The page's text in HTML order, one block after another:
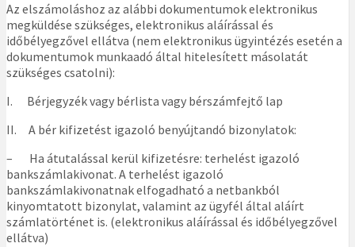
Az elszámoláshoz az alábbi dokumentumok elektronikus
megküldése szükséges, elektronikus aláírással és
időbélyegzővel ellátva (nem elektronikus ügyintézés esetén a
dokumentumok munkaadó által hitelesített másolatát
szükséges csatolni):
I. Bérjegyzék vagy bérlista vagy bérszámfejtő lap
II. A bér kifizetést igazoló benyújtandó bizonylatok:
– Ha átutalással kerül kifizetésre: terhelést igazoló
bankszámlakivonat. A terhelést igazoló
bankszámlakivonatnak elfogadható a netbankból
kinyomtatott bizonylat, valamint az ügyfél által aláírt
számlatörténet is. (elektronikus aláírással és időbélyegzővel
ellátva)